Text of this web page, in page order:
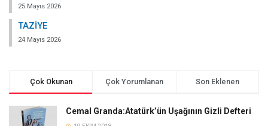
25 Mayıs 2026
TAZİYE
24 Mayıs 2026
Çok Okunan Çok Yorumlanan Son Eklenen
Cemal Granda:Atatürk’ün Uşağının Gizli Defteri